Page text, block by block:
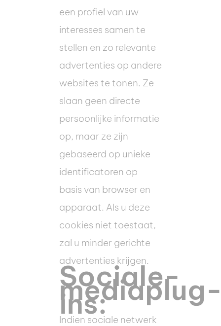
een profiel van uw
interesses samen te
stellen en zo relevante
advertenties op andere
websites te tonen. Ze
slaan geen directe
persoonlijke informatie
op, maar ze zijn
gebaseerd op unieke
identificatoren op
basis van browser en
apparaat. Als u deze
cookies niet toestaat,
zal u minder gerichte
advertenties krijgen.
Sociale-
ins:
Indien sociale netwerk